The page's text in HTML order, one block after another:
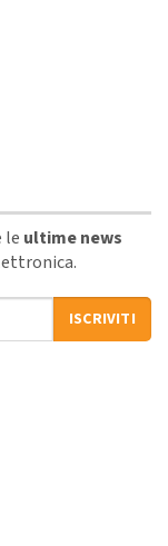
le ultime news
ISCRIVITI